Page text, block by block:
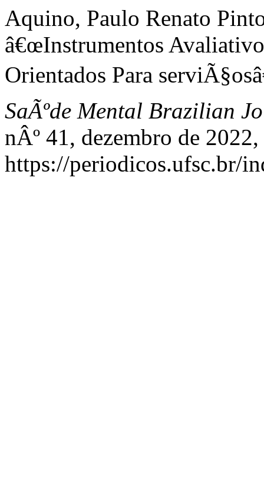
Aquino, Paulo Renato
â€œInstrumentos
Orientados Para
SaÃºde Mental Brazilian
nÂº 41, dezembro de
https://periodicos.ufsc.br/